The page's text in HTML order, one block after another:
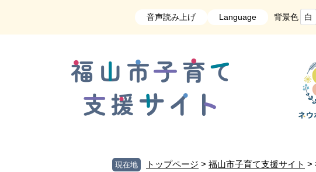
ジ
ュ
音声読み上げ Language 背景色 白
現在地 トップページ > 福山市子育て支援サイト >